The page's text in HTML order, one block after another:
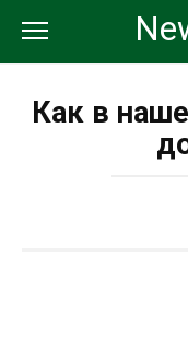
контенту
Как в